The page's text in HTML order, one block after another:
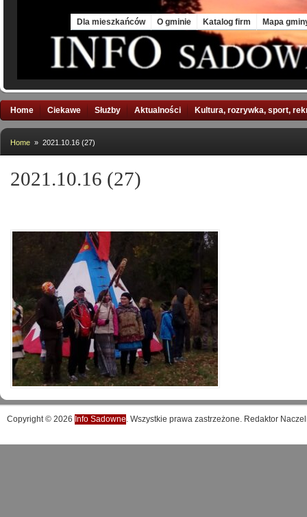
Dla mieszkańców O gminie Katalog firm Mapa
Home Ciekawe Służby Aktualności Kultura, rozrywka, sport,
Home » 2021.10.16 (27)
2021.10.16 (27)
Copyright © 2026 Info Sadowne. Wszystkie prawa zastrzeżone. Redaktor